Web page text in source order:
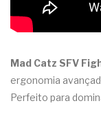
Mad Catz SFV
ergonomia
Perfeito para